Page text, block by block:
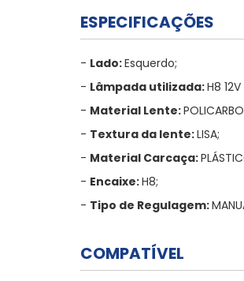
ESPECIFICAÇÕES
- Lado:Esquerdo;
- Lâmpada utilizada:H8
- Material Lente:
- Textura da lente:LISA;
- Material Carcaça:
- Encaixe:H8;
- Tipo de Regulagem:
COMPATÍVEL